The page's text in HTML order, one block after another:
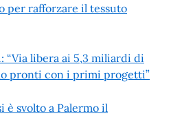
per rafforzare il tessuto
“Via libera ai 5,3 miliardi di
pronti con i primi progetti”
è svolto a Palermo il